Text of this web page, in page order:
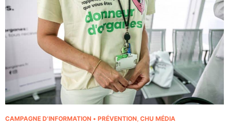
CAMPAGNE D'INFORMATION • PRÉVENTION, CHU MÉDIA